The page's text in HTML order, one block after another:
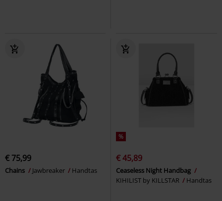
€ 75,99
Chains Jawbreaker Handtas
%
€ 45,89
Ceaseless Night Handbag
KIHILIST by KILLSTAR
Handtas